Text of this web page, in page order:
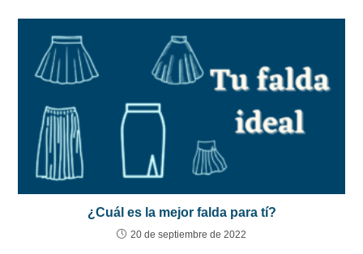
¿Cuál es la mejor falda para tí?
20 de septiembre de 2022